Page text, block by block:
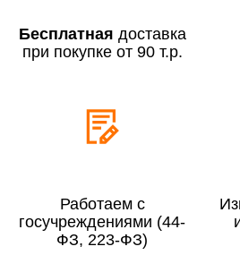
Сборка по Московской области
По Москве
10%
По Московской области
Бесплатная доставка
при покупке от 90 т.р.
Работаем с
госучреждениями (44-
ФЗ, 223-ФЗ)